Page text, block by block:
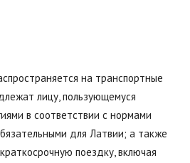
на транспортные
лицу, пользующемуся
в соответствии с нормами
для Латвии; а также
поездку, включая